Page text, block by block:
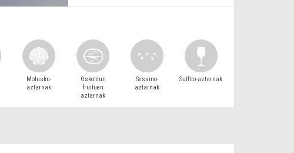
Molusku-
aztarnak
Oskoldun
fruituen
aztarnak
Sesamo-
aztarnak
Sulfito-aztarnak